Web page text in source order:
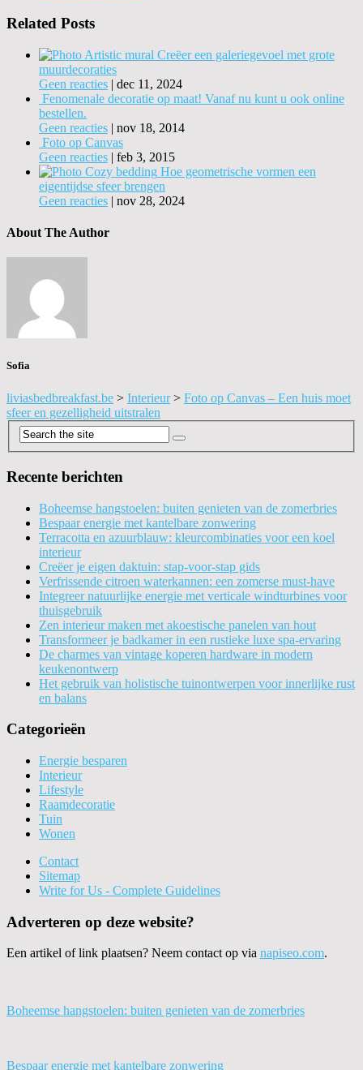
Related Posts
Creëer een galeriegevoel met grote
muurdecoraties
Geen reacties | dec 11, 2024
Fenomenale decoratie op maat! Vanaf nu kunt u ook online
bestellen.
Geen reacties | nov 18, 2014
Foto op Canvas
Geen reacties | feb 3, 2015
Hoe geometrische vormen een
eigentijdse sfeer brengen
Geen reacties | nov 28, 2024
About The Author
Sofia
liviasbedbreakfast.be > Interieur> Foto op Canvas – Een huis moet
sfeer en gezelligheid uitstralen
Recente berichten
Boheemse hangstoelen: buiten genieten van de zomerbries
Bespaar energie met kantelbare zonwering
Terracotta en azuurblauw: kleurcombinaties voor een koel
interieur
Creëer je eigen daktuin: stap-voor-stap gids
Verfrissende citroen waterkannen: een zomerse must-have
Integreer natuurlijke energie met verticale windturbines voor
thuisgebruik
Zen interieur maken met akoestische panelen van hout
Transformeer je badkamer in een rustieke luxe spa-ervaring
De charmes van vintage koperen hardware in modern
keukenontwerp
Het gebruik van holistische tuinontwerpen voor innerlijke rust
en balans
Categorieën
Energie besparen
Interieur
Lifestyle
Raamdecoratie
Tuin
Wonen
Contact
Sitemap
Write for Us - Complete Guidelines
Adverteren op deze website?
Een artikel of link plaatsen? Neem contact op via napiseo.com.
Boheemse hangstoelen: buiten genieten van de zomerbries
Bespaar energie met kantelbare zonwering